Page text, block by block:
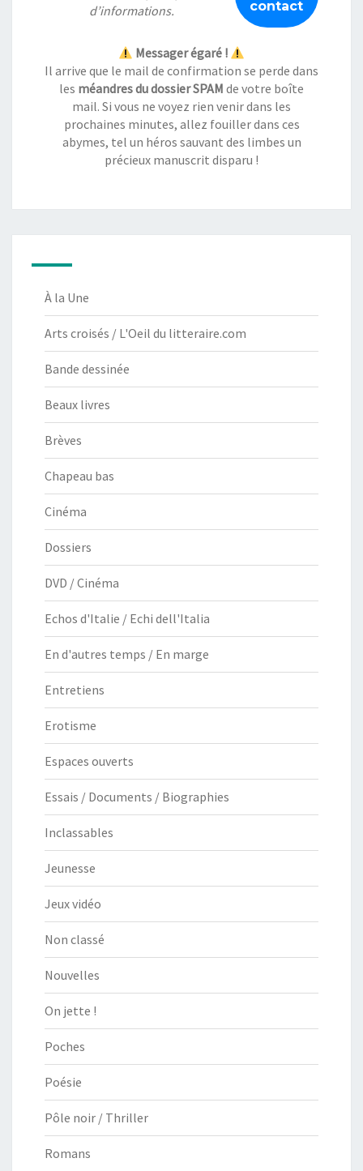
d’informations.
Messager égaré !
Il arrive que le mail de confirmation se perde dans
les méandres du dossier SPAM de votre boîte
mail. Si vous ne voyez rien venir dans les
prochaines minutes, allez fouiller dans ces
abymes, tel un héros sauvant des limbes un
précieux manuscrit disparu !
À la Une
Arts croisés / L'Oeil du litteraire.com
Bande dessinée
Beaux livres
Brèves
Chapeau bas
Cinéma
Dossiers
DVD / Cinéma
Echos d'Italie / Echi dell'Italia
En d'autres temps / En marge
Entretiens
Erotisme
Espaces ouverts
Essais / Documents / Biographies
Inclassables
Jeunesse
Jeux vidéo
Non classé
Nouvelles
On jette !
Poches
Poésie
Pôle noir / Thriller
Romans